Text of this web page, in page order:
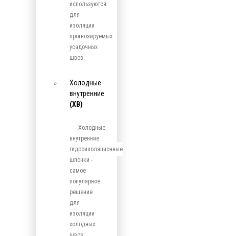
используются
для
изоляции
прогнозируемых
усадочных
швов.
Холодные
внутренние
(ХВ)
Холодные
внутренние
гидроизоляционные
шпонки -
самое
популярное
решение
для
изоляции
холодных